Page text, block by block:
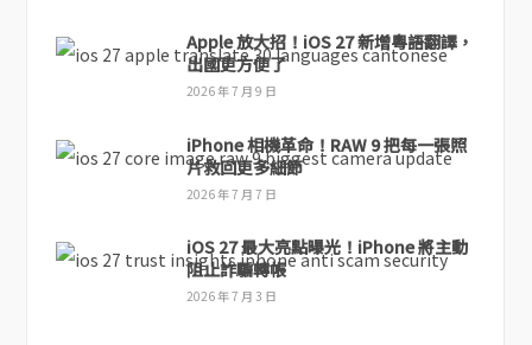
Apple 放大招！iOS 27 新增粵語翻譯，
出國更方便了
2026 年 7 月 9 日
iPhone 相機革命！RAW 9 把每一張照
片救回更多細節
2026 年 7 月 7 日
iOS 27 最大亮點曝光！iPhone 將主動
阻止詐騙轉帳
2026 年 7 月 3 日